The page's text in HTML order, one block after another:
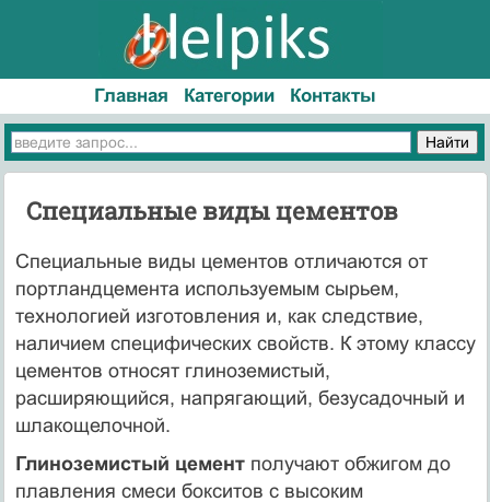
Главная Категории Контакты
Специальные виды цементов
Специальные виды цементов отличаются от
портландцемента используемым сырьем,
технологией изготовления и, как следствие,
наличием специфических свойств. К этому классу
цементов относят глиноземистый,
расширяющийся, напрягающий, безусадочный и
шлакощелочной.
Глиноземистый цементполучают обжигом до
плавления смеси бокситов с высоким